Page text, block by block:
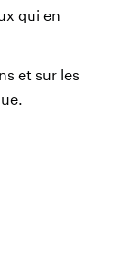
qui en
et sur les